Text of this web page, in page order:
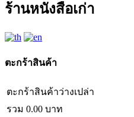
ร้านหนังสือเก่า
ตะกร้าสินค้า
ตะกร้าสินค้าว่างเปล่า
รวม 0.00 บาท